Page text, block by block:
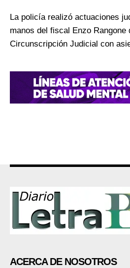
La policía realizó actuaciones
manos del fiscal Enzo Rangone
Circunscripción Judicial con
ACERCA DE NOSOTROS